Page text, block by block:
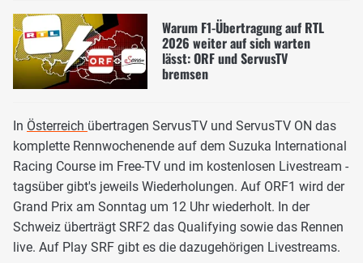
Warum F1-Übertragung auf RTL
2026 weiter auf sich warten
lässt: ORF und ServusTV
bremsen
In Österreich übertragen ServusTV und ServusTV ON das
komplette Rennwochenende auf dem Suzuka International
Racing Course im Free-TV und im kostenlosen Livestream -
tagsüber gibt's jeweils Wiederholungen. Auf ORF1 wird der
Grand Prix am Sonntag um 12 Uhr wiederholt. In der
Schweiz überträgt SRF2 das Qualifying sowie das Rennen
live. Auf Play SRF gibt es die dazugehörigen Livestreams.